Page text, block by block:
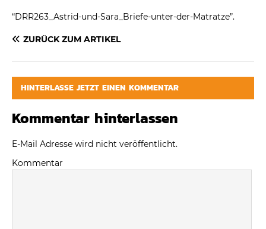
“DRR263_Astrid-und-Sara_Briefe-unter-der-Matratze”.
ZURÜCK ZUM ARTIKEL
HINTERLASSE JETZT EINEN KOMMENTAR
Kommentar hinterlassen
E-Mail Adresse wird nicht veröffentlicht.
Kommentar